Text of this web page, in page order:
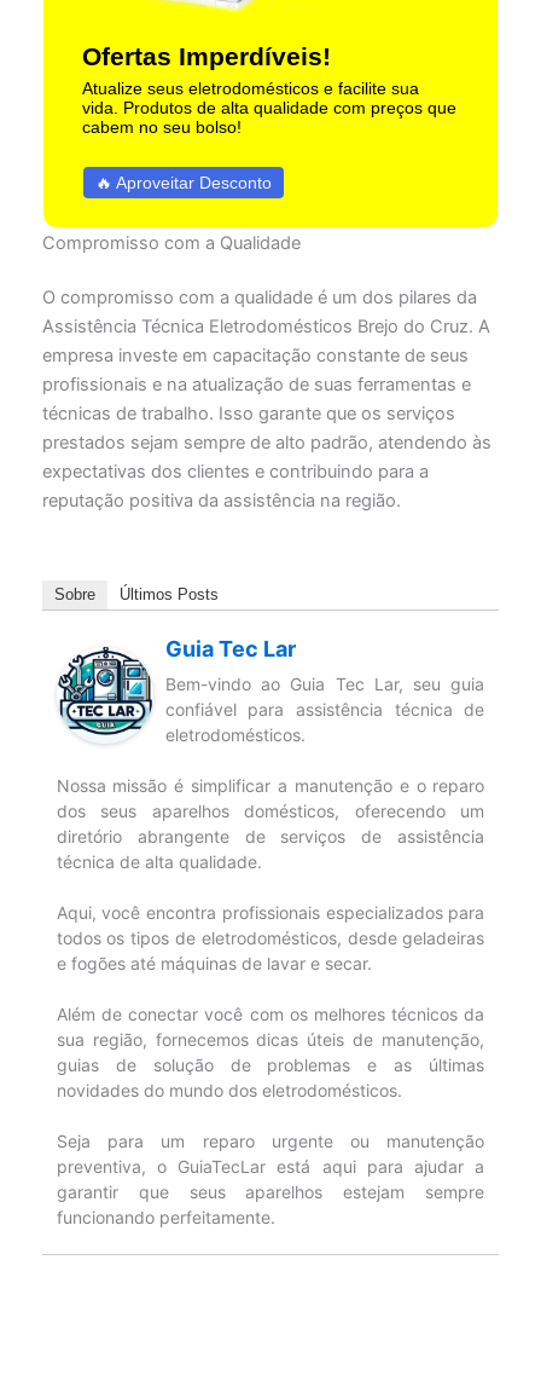
Ofertas Imperdíveis!
Atualize seus eletrodomésticos e facilite sua
vida. Produtos de alta qualidade com preços que
cabem no seu bolso!
🔥 Aproveitar Desconto
Compromisso com a Qualidade
O compromisso com a qualidade é um dos pilares da
Assistência Técnica Eletrodomésticos Brejo do Cruz. A
empresa investe em capacitação constante de seus
profissionais e na atualização de suas ferramentas e
técnicas de trabalho. Isso garante que os serviços
prestados sejam sempre de alto padrão, atendendo às
expectativas dos clientes e contribuindo para a
reputação positiva da assistência na região.
Sobre Últimos Posts
Guia Tec Lar
Bem-vindo ao Guia Tec Lar, seu guia
confiável para assistência técnica de
eletrodomésticos.
Nossa missão é simplificar a manutenção e o reparo
dos seus aparelhos domésticos, oferecendo um
diretório abrangente de serviços de assistência
técnica de alta qualidade.
Aqui, você encontra profissionais especializados para
todos os tipos de eletrodomésticos, desde geladeiras
e fogões até máquinas de lavar e secar.
Além de conectar você com os melhores técnicos da
sua região, fornecemos dicas úteis de manutenção,
guias de solução de problemas e as últimas
novidades do mundo dos eletrodomésticos.
Seja para um reparo urgente ou manutenção
preventiva, o GuiaTecLar está aqui para ajudar a
garantir que seus aparelhos estejam sempre
funcionando perfeitamente.